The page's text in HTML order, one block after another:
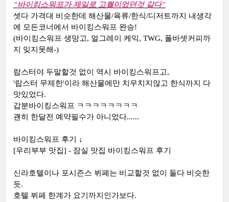
"바이킹스워프가 제일로 고퀄이었던것 같다"
셋다 가격대 비슷한데 해산물/육류/한식/디저트까지 내생각
에 모든코너에서 바이킹스워프 완승!
(바이킹스워프 생망고, 얼그레이 케익, TWG, 폴바셋커피까
지 잊지못해-)
랍스터야 두말할것 없이 역시 바이킹스워프고,
'랍스터 무제한'이라 해산물에만 치우치지않고 한식까지 다
맛있었다.
갑분바이킹스워프 ㅋㅋㅋㅋㅋㅋㅋㅋ
괜히 한달전 예약필수가 아니었다......
바이킹스워프 후기 ↓
[우리부부 맛집] - 잠실 맛집 바이킹스워프 후기
신라호텔이나 포시즌스 뷔페는 비교할것 없이 둘다 비슷한
듯.
호텔 뷔페 한계가 요기까지인가보다.